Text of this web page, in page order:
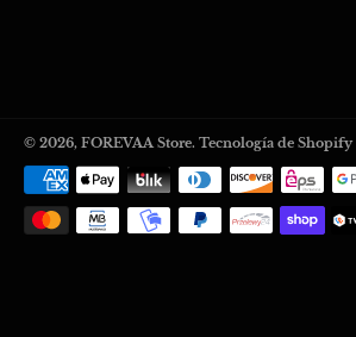
© 2026, FOREVAA Store. Tecnología de Shopify
Métodos
de
pago